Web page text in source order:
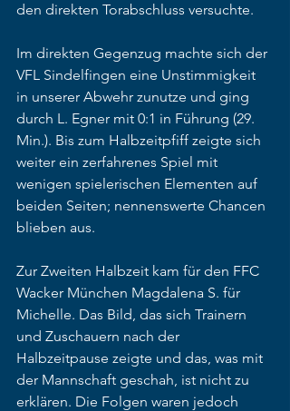
den direkten Torabschluss versuchte.
Im direkten Gegenzug machte sich der
VFL Sindelfingen eine Unstimmigkeit
in unserer Abwehr zunutze und ging
durch L. Egner mit 0:1 in Führung (29.
Min.). Bis zum Halbzeitpfiff zeigte sich
weiter ein zerfahrenes Spiel mit
wenigen spielerischen Elementen auf
beiden Seiten; nennenswerte Chancen
blieben aus.
Zur Zweiten Halbzeit kam für den FFC
Wacker München Magdalena S. für
Michelle. Das Bild, das sich Trainern
und Zuschauern nach der
Halbzeitpause zeigte und das, was mit
der Mannschaft geschah, ist nicht zu
erklären. Die Folgen waren jedoch